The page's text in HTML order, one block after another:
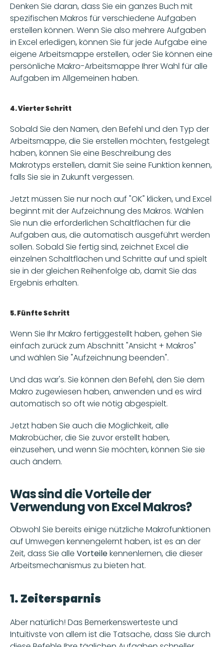
Denken Sie daran, dass Sie ein ganzes Buch mit
spezifischen Makros für verschiedene Aufgaben
erstellen können. Wenn Sie also mehrere Aufgaben
in Excel erledigen, können Sie für jede Aufgabe eine
eigene Arbeitsmappe erstellen, oder Sie können eine
persönliche Makro-Arbeitsmappe Ihrer Wahl für alle
Aufgaben im Allgemeinen haben.
4. Vierter Schritt
Sobald Sie den Namen, den Befehl und den Typ der
Arbeitsmappe, die Sie erstellen möchten, festgelegt
haben, können Sie eine Beschreibung des
Makrotyps erstellen, damit Sie seine Funktion kennen,
falls Sie sie in Zukunft vergessen.
Jetzt müssen Sie nur noch auf "OK" klicken, und Excel
beginnt mit der Aufzeichnung des Makros. Wählen
Sie nun die erforderlichen Schaltflächen für die
Aufgaben aus, die automatisch ausgeführt werden
sollen. Sobald Sie fertig sind, zeichnet Excel die
einzelnen Schaltflächen und Schritte auf und spielt
sie in der gleichen Reihenfolge ab, damit Sie das
Ergebnis erhalten.
5. Fünfte Schritt
Wenn Sie Ihr Makro fertiggestellt haben, gehen Sie
einfach zurück zum Abschnitt "Ansicht + Makros"
und wählen Sie "Aufzeichnung beenden".
Und das war's. Sie können den Befehl, den Sie dem
Makro zugewiesen haben, anwenden und es wird
automatisch so oft wie nötig abgespielt.
Jetzt haben Sie auch die Möglichkeit, alle
Makrobücher, die Sie zuvor erstellt haben,
einzusehen, und wenn Sie möchten, können Sie sie
auch ändern.
Was sind die Vorteile der
Verwendung von Excel Makros?
Obwohl Sie bereits einige nützliche Makrofunktionen
auf Umwegen kennengelernt haben, ist es an der
Zeit, dass Sie alle Vorteile kennenlernen, die dieser
Arbeitsmechanismus zu bieten hat.
1. Zeitersparnis
Aber natürlich! Das Bemerkenswerteste und
Intuitivste von allem ist die Tatsache, dass Sie durch